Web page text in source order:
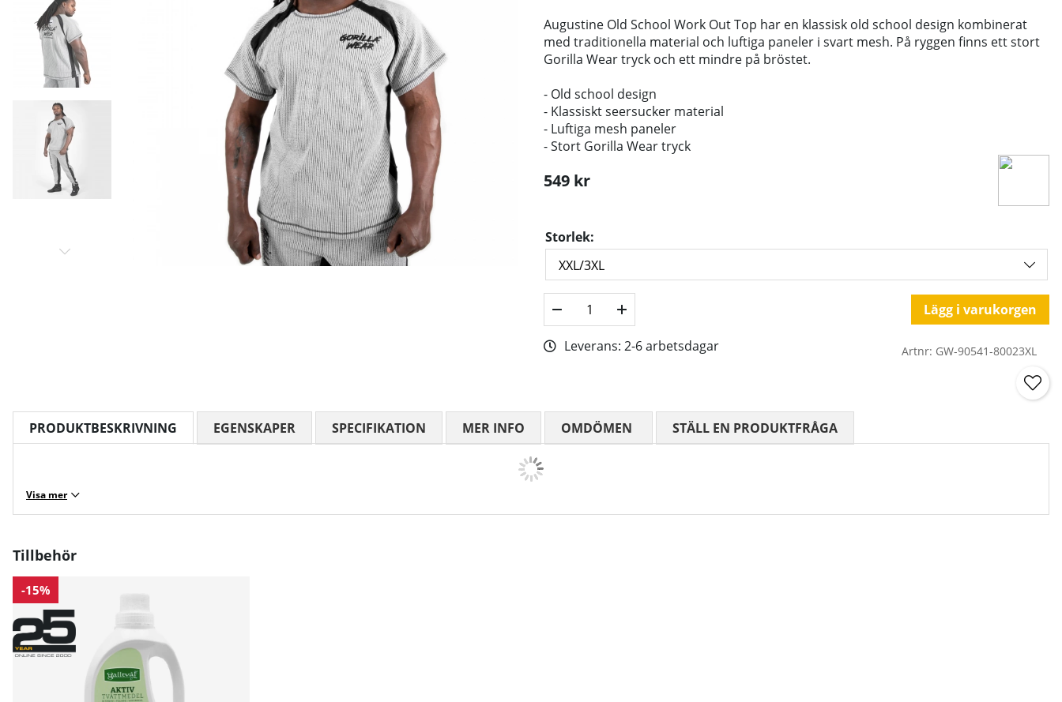
Augustine Old School Work Out Top har en klassisk old school design kombinerat
med traditionella material och luftiga paneler i svart mesh. På ryggen finns ett stort
Gorilla Wear tryck och ett mindre på bröstet.
- Old school design
- Klassiskt seersucker material
- Luftiga mesh paneler
- Stort Gorilla Wear tryck
549 kr
Storlek:
Lägg i varukorgen
Leverans: 2-6 arbetsdagar Artnr: GW-90541-80023XL
PRODUKTBESKRIVNING
Visa mer
EGENSKAPER SPECIFIKATION MER INFO OMDÖMEN MEDELBETYG 0 AV 5 ANTAL BETYG 0
STÄLL EN PRODUKTFRÅGA
Tillbehör
-15%